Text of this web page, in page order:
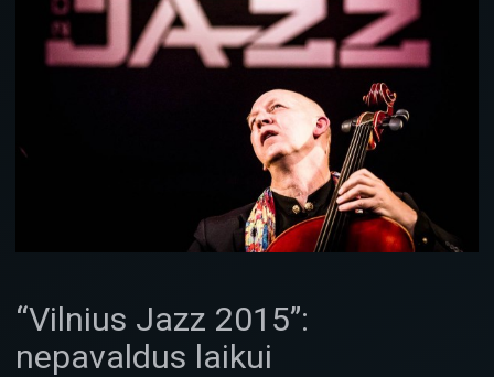
“Vilnius Jazz 2015”:
nepavaldus laikui